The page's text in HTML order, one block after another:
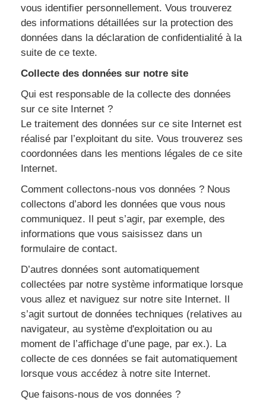
vous identifier personnellement. Vous trouverez
des informations détaillées sur la protection des
données dans la déclaration de confidentialité à la
suite de ce texte.
Collecte des données sur notre site
Qui est responsable de la collecte des données
sur ce site Internet ?
Le traitement des données sur ce site Internet est
réalisé par l’exploitant du site. Vous trouverez ses
coordonnées dans les mentions légales de ce site
Internet.
Comment collectons-nous vos données ? Nous
collectons d’abord les données que vous nous
communiquez. Il peut s’agir, par exemple, des
informations que vous saisissez dans un
formulaire de contact.
D’autres données sont automatiquement
collectées par notre système informatique lorsque
vous allez et naviguez sur notre site Internet. Il
s’agit surtout de données techniques (relatives au
navigateur, au système d'exploitation ou au
moment de l’affichage d’une page, par ex.). La
collecte de ces données se fait automatiquement
lorsque vous accédez à notre site Internet.
Que faisons-nous de vos données ?